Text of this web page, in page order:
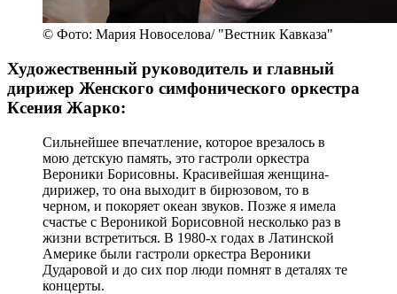
© Фото: Мария Новоселова/ "Вестник Кавказа"
Художественный руководитель и главный
дирижер Женского симфонического оркестра
Ксения Жарко:
Сильнейшее впечатление, которое врезалось в
мою детскую память, это гастроли оркестра
Вероники Борисовны. Красивейшая женщина-
дирижер, то она выходит в бирюзовом, то в
черном, и покоряет океан звуков. Позже я имела
счастье с Вероникой Борисовной несколько раз в
жизни встретиться. В 1980-х годах в Латинской
Америке были гастроли оркестра Вероники
Дударовой и до сих пор люди помнят в деталях те
концерты.